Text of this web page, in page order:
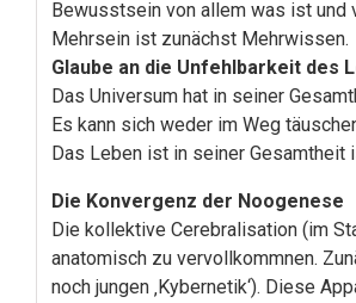
Bewusstsein von allem was ist und
Mehrsein ist zunächst Mehrwissen.
Glaube an die Unfehlbarkeit des
Das Universum hat in seiner
Es kann sich weder im Weg
Das Leben ist in seiner
Die Konvergenz der Noogenese
Die kollektive Cerebralisation (im
anatomisch zu vervollkommnen.
noch jungen ‚Kybernetik‘). Diese